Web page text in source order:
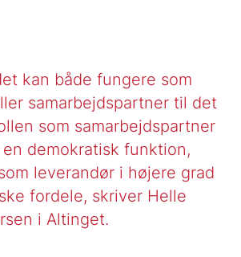
kan både fungere som
samarbejdspartner til det
som samarbejdspartner
demokratisk funktion,
leverandør i højere grad
fordele, skriver Helle
i Altinget.